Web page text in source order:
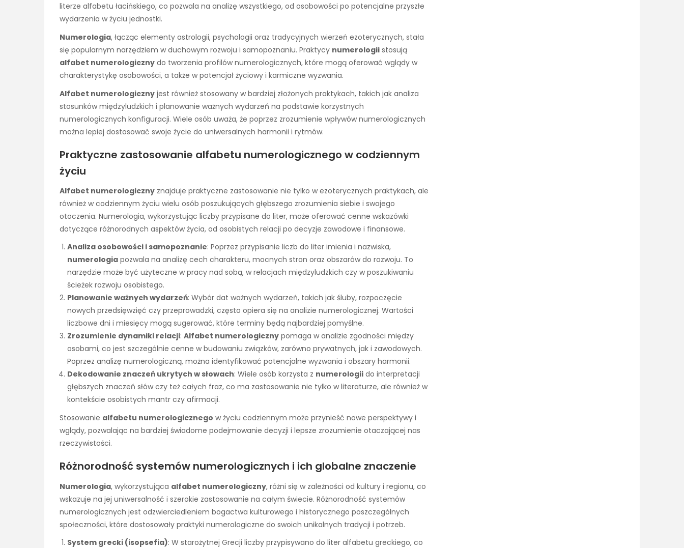
literze alfabetu łacińskiego, co pozwala na analizę wszystkiego, od osobowości po potencjalne przyszłe
wydarzenia w życiu jednostki.
Numerologia, łącząc elementy astrologii, psychologii oraz tradycyjnych wierzeń ezoterycznych, stała
się popularnym narzędziem w duchowym rozwoju i samopoznaniu. Praktycy numerologii stosują
alfabet numerologiczny do tworzenia profilów numerologicznych, które mogą oferować wglądy w
charakterystykę osobowości, a także w potencjał życiowy i karmiczne wyzwania.
Alfabet numerologiczny jest również stosowany w bardziej złożonych praktykach, takich jak analiza
stosunków międzyludzkich i planowanie ważnych wydarzeń na podstawie korzystnych
numerologicznych konfiguracji. Wiele osób uważa, że poprzez zrozumienie wpływów numerologicznych
można lepiej dostosować swoje życie do uniwersalnych harmonii i rytmów.
Praktyczne zastosowanie alfabetu numerologicznego w codziennym
życiu
Alfabet numerologiczny znajduje praktyczne zastosowanie nie tylko w ezoterycznych praktykach, ale
również w codziennym życiu wielu osób poszukujących głębszego zrozumienia siebie i swojego
otoczenia. Numerologia, wykorzystując liczby przypisane do liter, może oferować cenne wskazówki
dotyczące różnorodnych aspektów życia, od osobistych relacji po decyzje zawodowe i finansowe.
Analiza osobowości i samopoznanie: Poprzez przypisanie liczb do liter imienia i nazwiska,
numerologia pozwala na analizę cech charakteru, mocnych stron oraz obszarów do rozwoju. To
narzędzie może być użyteczne w pracy nad sobą, w relacjach międzyludzkich czy w poszukiwaniu
ścieżek rozwoju osobistego.
Planowanie ważnych wydarzeń: Wybór dat ważnych wydarzeń, takich jak śluby, rozpoczęcie
nowych przedsięwzięć czy przeprowadzki, często opiera się na analizie numerologicznej. Wartości
liczbowe dni i miesięcy mogą sugerować, które terminy będą najbardziej pomyślne.
Zrozumienie dynamiki relacji: Alfabet numerologiczny pomaga w analizie zgodności między
osobami, co jest szczególnie cenne w budowaniu związków, zarówno prywatnych, jak i zawodowych.
Poprzez analizę numerologiczną, można identyfikować potencjalne wyzwania i obszary harmonii.
Dekodowanie znaczeń ukrytych w słowach: Wiele osób korzysta z numerologii do interpretacji
głębszych znaczeń słów czy też całych fraz, co ma zastosowanie nie tylko w literaturze, ale również w
kontekście osobistych mantr czy afirmacji.
Stosowanie alfabetu numerologicznego w życiu codziennym może przynieść nowe perspektywy i
wglądy, pozwalając na bardziej świadome podejmowanie decyzji i lepsze zrozumienie otaczającej nas
rzeczywistości.
Różnorodność systemów numerologicznych i ich globalne znaczenie
Numerologia, wykorzystująca alfabet numerologiczny, różni się w zależności od kultury i regionu, co
wskazuje na jej uniwersalność i szerokie zastosowanie na całym świecie. Różnorodność systemów
numerologicznych jest odzwierciedleniem bogactwa kulturowego i historycznego poszczególnych
społeczności, które dostosowały praktyki numerologiczne do swoich unikalnych tradycji i potrzeb.
System grecki (isopsefia): W starożytnej Grecji liczby przypisywano do liter alfabetu greckiego, co